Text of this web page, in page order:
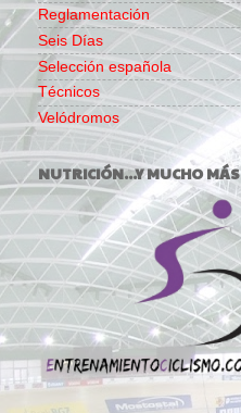
Reglamentación
Seis Días
Selección española
Técnicos
Velódromos
NUTRICIÓN...Y MUCHO MÁS